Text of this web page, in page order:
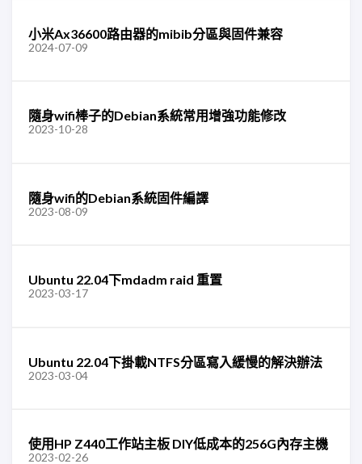
小米Ax36600路由器的mibib分區與固件兼容
2024-07-09
隨身wifi棒子的Debian系統常用增強功能修改
2023-10-28
隨身wifi的Debian系統固件編譯
2023-08-09
Ubuntu 22.04下mdadm raid 重置
2023-03-17
Ubuntu 22.04下掛載NTFS分區寫入緩慢的解決辦法
2023-03-04
使用HP Z440工作站主板 DIY低成本的256G內存主機
2023-02-26